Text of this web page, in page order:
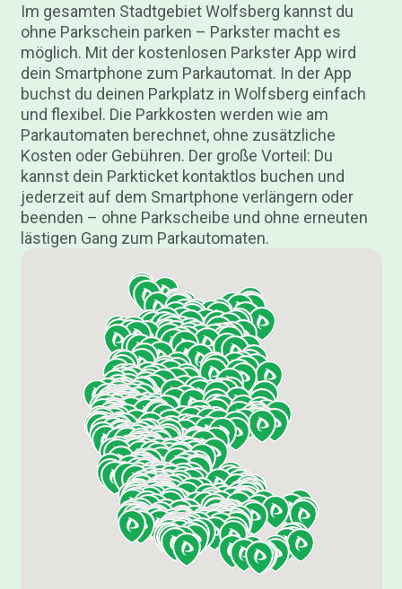
Im gesamten Stadtgebiet Wolfsberg kannst du
ohne Parkschein parken – Parkster macht es
möglich. Mit der kostenlosen Parkster App wird
dein Smartphone zum Parkautomat. In der App
buchst du deinen Parkplatz in Wolfsberg einfach
und flexibel. Die Parkkosten werden wie am
Parkautomaten berechnet, ohne zusätzliche
Kosten oder Gebühren. Der große Vorteil: Du
kannst dein Parkticket kontaktlos buchen und
jederzeit auf dem Smartphone verlängern oder
beenden – ohne Parkscheibe und ohne erneuten
lästigen Gang zum Parkautomaten.